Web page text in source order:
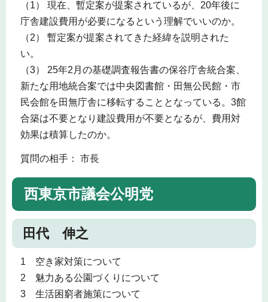
（1） 現在、暫定案が提案されているが、20年後に
庁舎建設費用が必要になるという理解でいいのか。
（2） 暫定案が提案されてきた経緯を説明された
い。
（3） 25年2月の基礎調査報告書の保谷庁舎統合案、
新たな用地統合案では中央図書館・田無公民館・市
民会館を田無庁舎に移転することとなっている。3館
合築は不要となり建設費用が不要となるが、費用対
効果は積算したのか。
質問の相手： 市長
西東京市議会公明党
田代 伸之
1 空き家対策について
2 魅力ある公園づくりについて
3 生活困窮者施策について